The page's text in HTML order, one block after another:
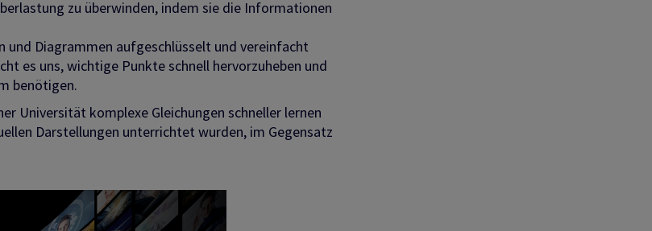
zu überwinden, indem sie die Informationen
und Diagrammen aufgeschlüsselt und vereinfacht
es uns, wichtige Punkte schnell hervorzuheben und
benötigen.
Universität komplexe Gleichungen schneller lernen
Darstellungen unterrichtet wurden, im Gegensatz